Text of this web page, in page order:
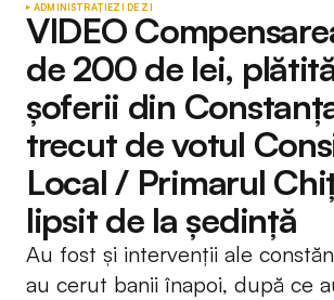
ADMINISTRAȚIEZI DE ZI
VIDEO
de 200 de lei,
șoferii din
trecut de votul
Local / Primarul
lipsit de la ședință
Au fost și intervenții ale
au cerut banii înapoi, după ce